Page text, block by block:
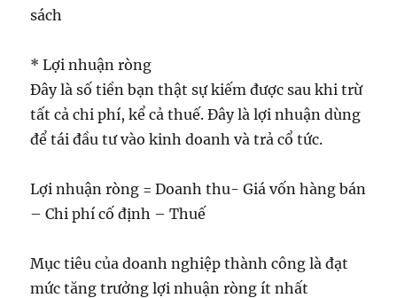
sách
* Lợi nhuận ròng
Đây là số tiền bạn thật sự kiếm được sau khi trừ
tất cả chi phí, kể cả thuế. Đây là lợi nhuận dùng
để tái đầu tư vào kinh doanh và trả cổ tức.
Lợi nhuận ròng = Doanh thu- Giá vốn hàng bán
– Chi phí cố định – Thuế
Mục tiêu của doanh nghiệp thành công là đạt
mức tăng trưởng lợi nhuận ròng ít nhất